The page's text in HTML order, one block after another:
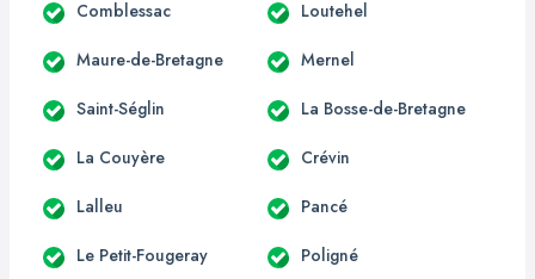
Comblessac Loutehel
Maure-de-Bretagne Mernel
Saint-Séglin La Bosse-de-Bretagne
La Couyère Crévin
Lalleu Pancé
Le Petit-Fougeray Poligné